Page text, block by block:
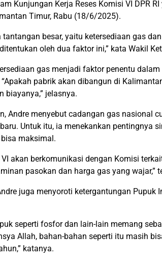
Kunjungan Kerja Reses Komisi VI DPR
Timur, Rabu (18/6/2025).
tantangan besar, yaitu ketersediaan gas
oleh dua faktor ini,” kata Wakil
gas menjadi faktor penentu
pabrik akan dibangun di
biayanya,” jelasnya.
Andre menyebut cadangan gas nasional
Untuk itu, ia menekankan pentingnya
maksimal.
akan berkomunikasi dengan Komisi
pasokan dan harga gas yang wajar,”
juga menyoroti ketergantungan Pupuk
seperti fosfor dan lain-lain memang
Allah, bahan-bahan seperti itu masih
katanya.